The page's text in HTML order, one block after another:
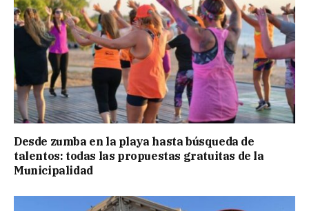
Desde zumba en la playa hasta búsqueda de
talentos: todas las propuestas gratuitas de la
Municipalidad